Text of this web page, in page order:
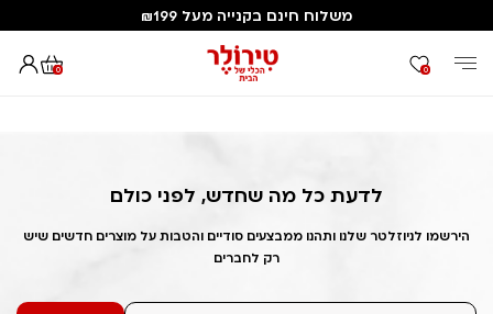
משלוח חינם בקנייה מעל ₪199
0 0
דף הבית Out of Stock Alert 2025/04/08 1744147672
לדעת כל מה שחדש, לפני כולם
הירשמו לניוזלטר שלנו ותהנו ממבצעים סודיים והטבות על מוצרים חדשים שיש
רק לחברים